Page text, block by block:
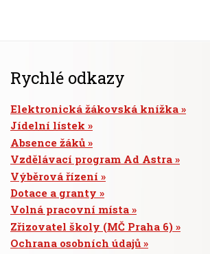
Rychlé odkazy
Elektronická žákovská knížka
Jídelní lístek
Absence žáků
Vzdělávací program Ad Astra
Výběrová řízení
Dotace a granty
Volná pracovní místa
Zřizovatel školy (MČ Praha 6)
Ochrana osobních údajů